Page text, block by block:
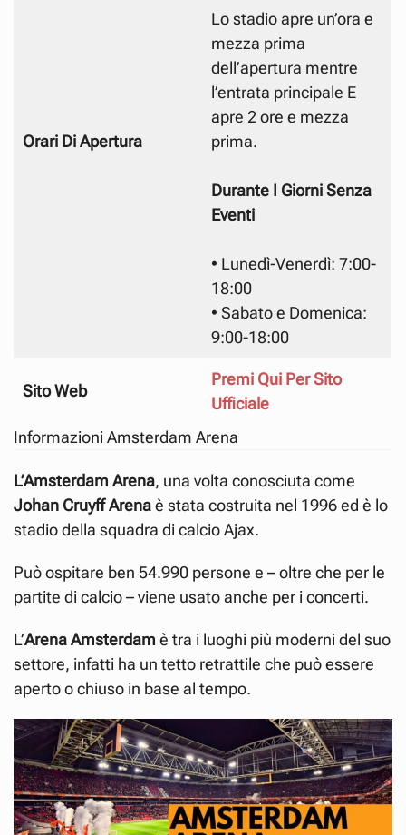
Orari Di Apertura
Lo stadio apre un’ora e
mezza prima
dell’apertura mentre
l’entrata principale E
apre 2 ore e mezza
prima.
Durante I Giorni Senza
Eventi
• Lunedì-Venerdì: 7:00-
18:00
• Sabato e Domenica:
9:00-18:00
Sito Web
Premi Qui Per Sito
Ufficiale
Informazioni Amsterdam Arena
L’Amsterdam Arena, una volta conosciuta come
Johan Cruyff Arenaè stata costruita nel 1996 ed è lo
stadio della squadra di calcio Ajax.
Può ospitare ben 54.990 persone e – oltre che per le
partite di calcio – viene usato anche per i concerti.
L’Arena Amsterdam è tra i luoghi più moderni del suo
settore, infatti ha un tetto retrattile che può essere
aperto o chiuso in base al tempo.